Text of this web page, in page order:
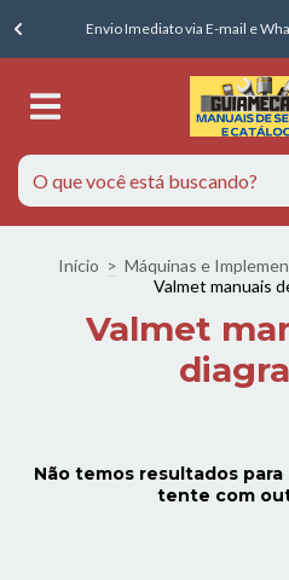
Envio Imediato via E-mail e
Início > Máquinas e
Valmet manuais
Valmet
Não temos resultados
tente com